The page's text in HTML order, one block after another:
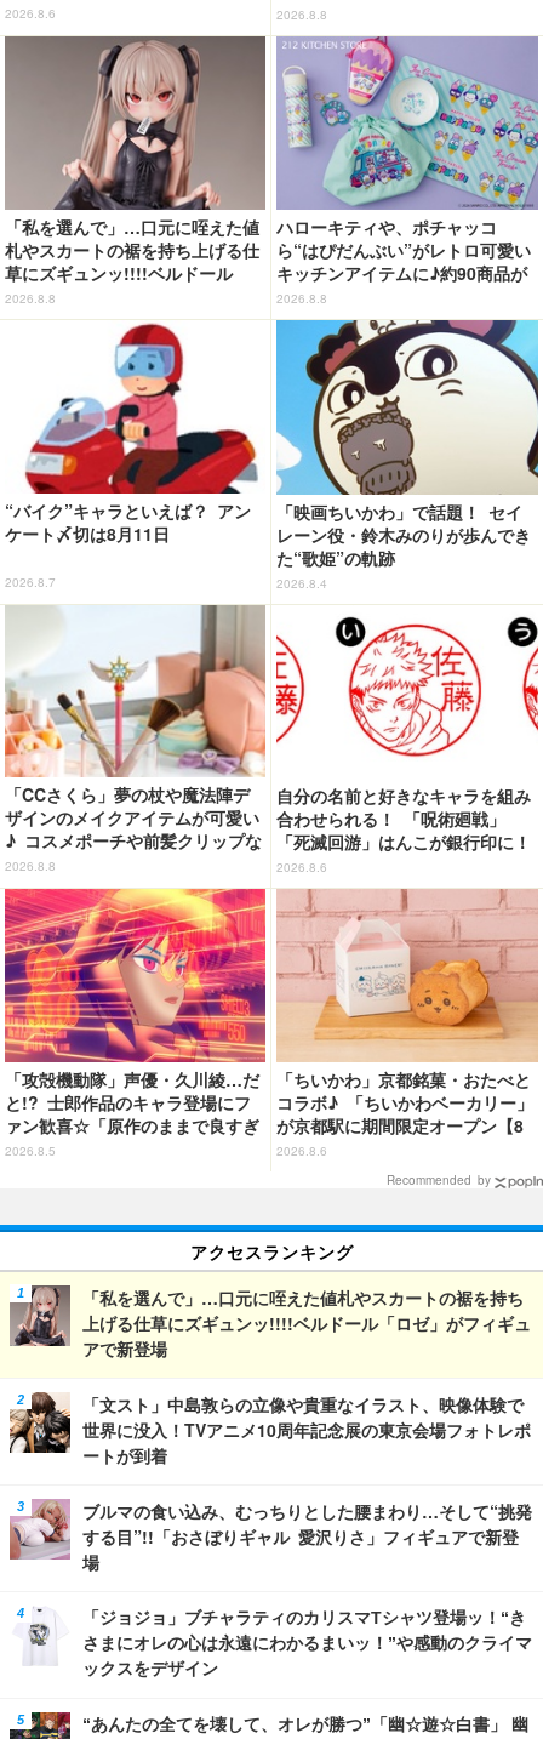
展開
2026.8.6 レクション登場
2026.8.8
「私を選んで」…口元に咥えた値
札やスカートの裾を持ち上げる仕
草にズギュンッ!!!!ベルドール
「ロゼ」がフィギュアで新登場
2026.8.8
ハローキティや、ポチャッコ
ら“はぴだんぶい”がレトロ可愛い
キッチンアイテムに♪約90商品が
登場【212 KITCHEN STORE】
2026.8.8
“バイク”キャラといえば？ アン
ケート〆切は8月11日
2026.8.7
「映画ちいかわ」で話題！ セイ
レーン役・鈴木みのりが歩んでき
た“歌姫”の軌跡
2026.8.4
「CCさくら」夢の杖や魔法陣デ
ザインのメイクアイテムが可愛い
♪ コスメポーチや前髪クリップな
ど…毎日使いたい!!「タイトーく
じ」【8月28日～】
2026.8.8
自分の名前と好きなキャラを組み
合わせられる！ 「呪術廻戦」
「死滅回游」はんこが銀行印に！
虎杖悠仁、乙骨憂太ら16キャラ追
加で全104種
2026.8.6
「攻殻機動隊」声優・久川綾…だ
と!? 士郎作品のキャラ登場にフ
ァン歓喜☆「原作のままで良すぎ
るな」「脳の処理が追いつかない
2026.8.5
「ちいかわ」京都銘菓・おたべと
コラボ♪ 「ちいかわベーカリー」
が京都駅に期間限定オープン【8
月13日～】
2026.8.6
Recommended by
アクセスランキング
「私を選んで」…口元に咥えた値札やスカートの裾を持ち
上げる仕草にズギュンッ!!!!ベルドール「ロゼ」がフィギュ
アで新登場
「文スト」中島敦らの立像や貴重なイラスト、映像体験で
世界に没入！TVアニメ10周年記念展の東京会場フォトレポ
ートが到着
ブルマの食い込み、むっちりとした腰まわり…そして“挑発
する目”!!「おさぼりギャル 愛沢りさ」フィギュアで新登
場
「ジョジョ」ブチャラティのカリスマTシャツ登場ッ！“き
さまにオレの心は永遠にわかるまいッ！”や感動のクライマ
ックスをデザイン
“あんたの全てを壊して、オレが勝つ”「幽☆遊☆白書」 幽